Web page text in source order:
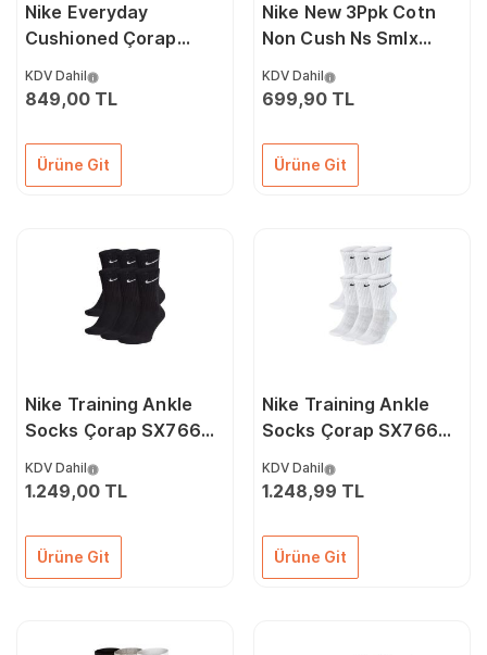
Nike Everyday
Cushioned Çorap
KDV Dahil
849,00 TL
Ürüne Git
Nike New 3Ppk Cotn
Non Cush Ns Smlx
Renkli
KDV Dahil
699,90 TL
Ürüne Git
Nike Training Ankle
Socks Çorap SX7666-
KDV Dahil
1.249,00 TL
Ürüne Git
Nike Training Ankle
Socks Çorap SX7666-
KDV Dahil
1.248,99 TL
Ürüne Git